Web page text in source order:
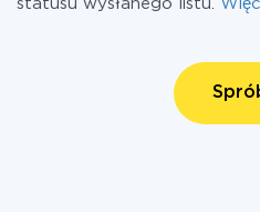
statusu wysłanego listu.